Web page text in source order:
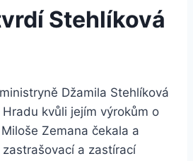
Stehlíková
Džamila Stehlíková
kvůli jejím výrokům o
Zemana čekala a
a zastírací